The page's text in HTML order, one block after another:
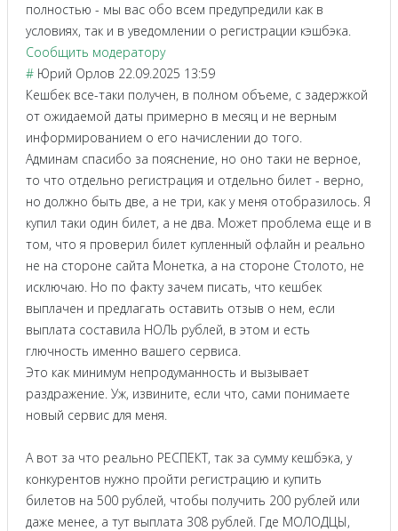
полностью - мы вас обо всем предупредили как в
условиях, так и в уведомлении о регистрации кэшбэка.
Сообщить модератору
# Юрий Орлов 22.09.2025 13:59
Кешбек все-таки получен, в полном объеме, с задержкой
от ожидаемой даты примерно в месяц и не верным
информированием о его начислении до того.
Админам спасибо за пояснение, но оно таки не верное,
то что отдельно регистрация и отдельно билет - верно,
но должно быть две, а не три, как у меня отобразилось. Я
купил таки один билет, а не два. Может проблема еще и в
том, что я проверил билет купленный офлайн и реально
не на стороне сайта Монетка, а на стороне Столото, не
исключаю. Но по факту зачем писать, что кешбек
выплачен и предлагать оставить отзыв о нем, если
выплата составила НОЛЬ рублей, в этом и есть
глючность именно вашего сервиса.
Это как минимум непродуманность и вызывает
раздражение. Уж, извините, если что, сами понимаете
новый сервис для меня.
А вот за что реально РЕСПЕКТ, так за сумму кешбэка, у
конкурентов нужно пройти регистрацию и купить
билетов на 500 рублей, чтобы получить 200 рублей или
даже менее, а тут выплата 308 рублей. Где МОЛОДЦЫ,